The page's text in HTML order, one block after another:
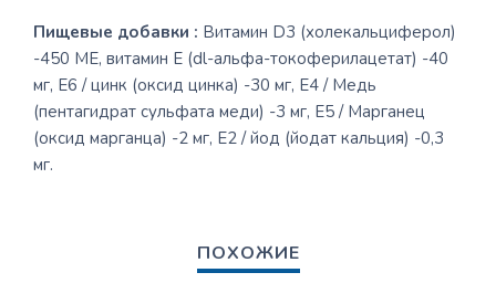
Пищевые добавки : Витамин D3 (холекальциферол)
-450 МЕ, витамин Е (dl-альфа-токоферилацетат) -40
мг, E6 / цинк (оксид цинка) -30 мг, E4 / Медь
(пентагидрат сульфата меди) -3 мг, E5 / Марганец
(оксид марганца) -2 мг, E2 / йод (йодат кальция) -0,3
мг.
ПОХОЖИЕ